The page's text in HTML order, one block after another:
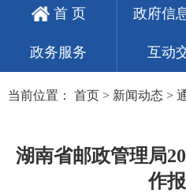
首 页 政府信
政务服务 互动
当前位置： 首页 > 新闻动态 >
湖南省邮政管理局
作